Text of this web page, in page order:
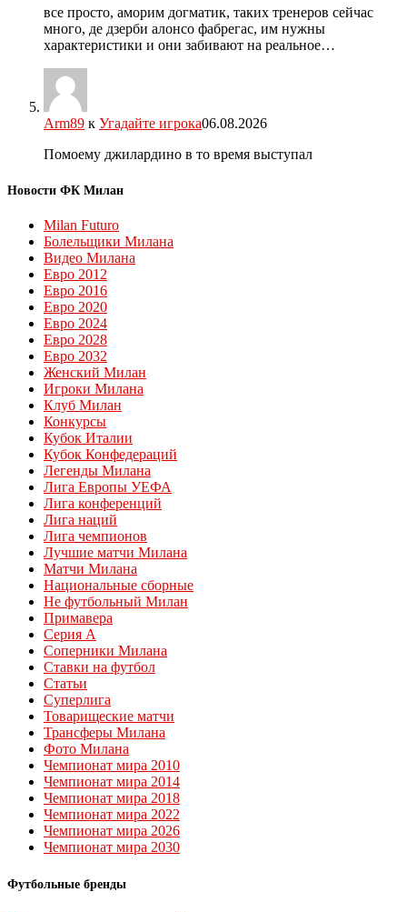
все просто, аморим догматик, таких тренеров сейчас
много, де дзерби алонсо фабрегас, им нужны
характеристики и они забивают на реальное…
Arm89 к Угадайте игрока06.08.2026
Помоему джилардино в то время выступал
Новости ФК Милан
Milan Futuro
Болельщики Милана
Видео Милана
Евро 2012
Евро 2016
Евро 2020
Евро 2024
Евро 2028
Евро 2032
Женский Милан
Игроки Милана
Клуб Милан
Конкурсы
Кубок Италии
Кубок Конфедераций
Легенды Милана
Лига Европы УЕФА
Лига конференций
Лига наций
Лига чемпионов
Лучшие матчи Милана
Матчи Милана
Национальные сборные
Не футбольный Милан
Примавера
Серия А
Соперники Милана
Ставки на футбол
Статьи
Суперлига
Товарищеские матчи
Трансферы Милана
Фото Милана
Чемпионат мира 2010
Чемпионат мира 2014
Чемпионат мира 2018
Чемпионат мира 2022
Чемпионат мира 2026
Чемпионат мира 2030
Футбольные бренды